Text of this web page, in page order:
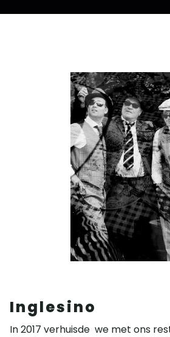
Inglesino
In 2017 verhuisde we met ons